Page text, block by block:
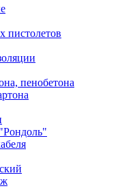
пистолетов
пенобетона